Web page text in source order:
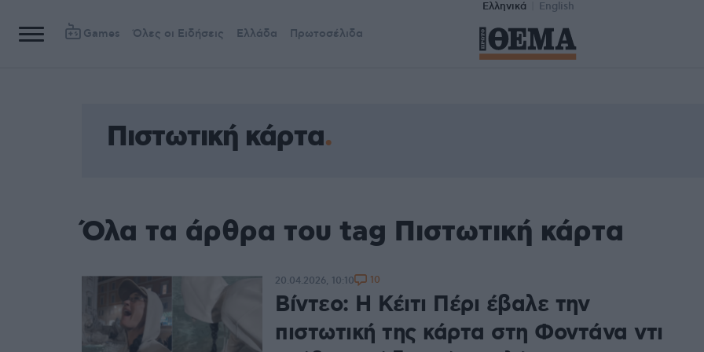
Ελληνικά English
Games Όλες οι Ειδήσεις Ελλάδα Πρωτοσέλιδα
Πιστωτική κάρτα
Όλα τα άρθρα του tag Πιστωτική κάρτα
Βίντεο: Η Κέιτι Πέρι έβαλε την
πιστωτική της κάρτα στη Φοντάνα ντι
20.04.2026, 10:10 10